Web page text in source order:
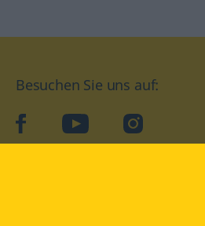
Besuchen Sie uns auf:
facebookYouTube Instagram